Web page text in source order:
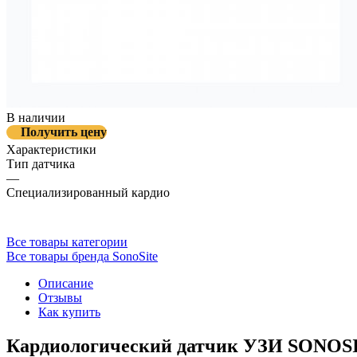
В наличии
Получить цену
Характеристики
Тип датчика
—
Специализированный кардио
Все товары категории
Все товары бренда SonoSite
Описание
Отзывы
Как купить
Кардиологический датчик УЗИ